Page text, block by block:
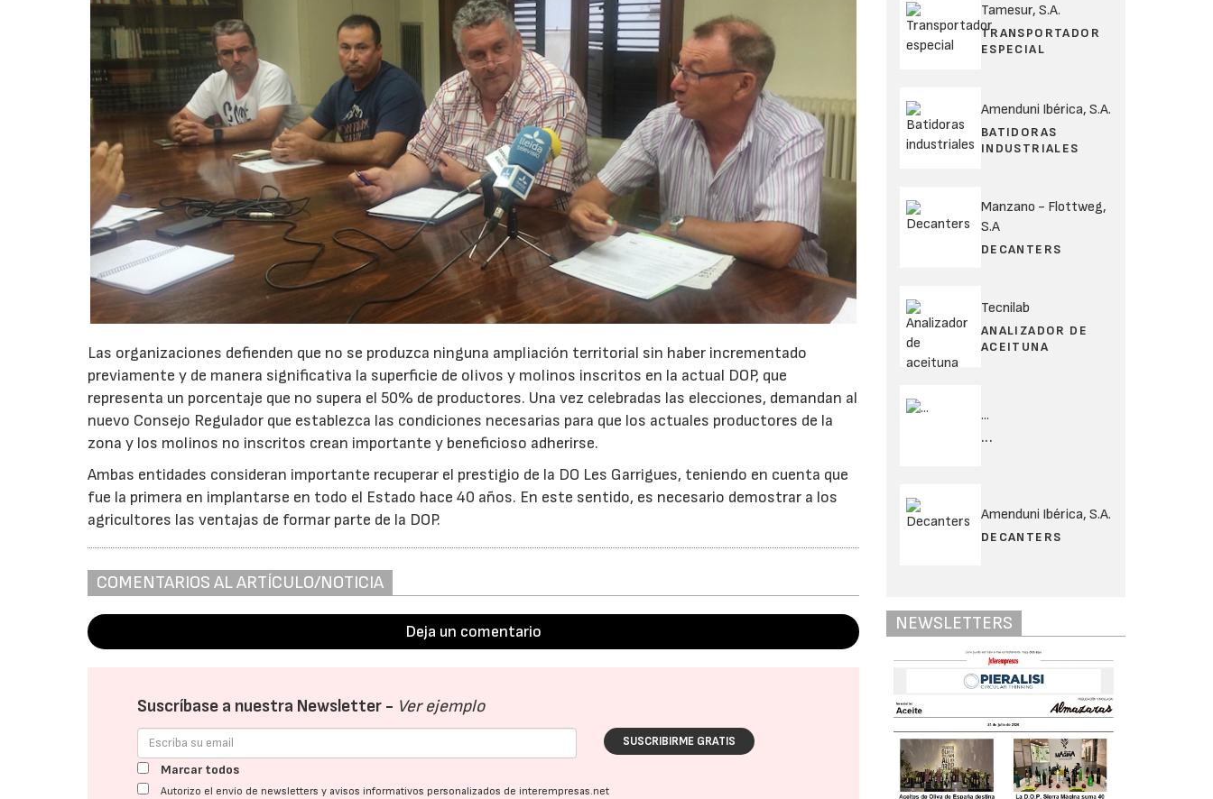
Las organizaciones defienden que no se produzca ninguna ampliación territorial sin haber incrementado
previamente y de manera significativa la superficie de olivos y molinos inscritos en la actual DOP, que
representa un porcentaje que no supera el 50% de productores. Una vez celebradas las elecciones, demandan al
nuevo Consejo Regulador que establezca las condiciones necesarias para que los actuales productores de la
zona y los molinos no inscritos crean importante y beneficioso adherirse.
Ambas entidades consideran importante recuperar el prestigio de la DO Les Garrigues, teniendo en cuenta que
fue la primera en implantarse en todo el Estado hace 40 años. En este sentido, es necesario demostrar a los
agricultores las ventajas de formar parte de la DOP.
COMENTARIOS AL ARTÍCULO/NOTICIA
Deja un comentario
Suscríbase a nuestra Newsletter - Ver ejemplo
SUSCRIBIRME GRATIS
Marcar todos
Autorizo el envío de newsletters y avisos informativos personalizados de interempresas.net
Tamesur, S.A.
TRANSPORTADOR
ESPECIAL
Amenduni Ibérica, S.A.
BATIDORAS
INDUSTRIALES
Manzano - Flottweg,
S.A
DECANTERS
Tecnilab
ANALIZADOR DE
ACEITUNA
...
...
Amenduni Ibérica, S.A.
DECANTERS
NEWSLETTERS